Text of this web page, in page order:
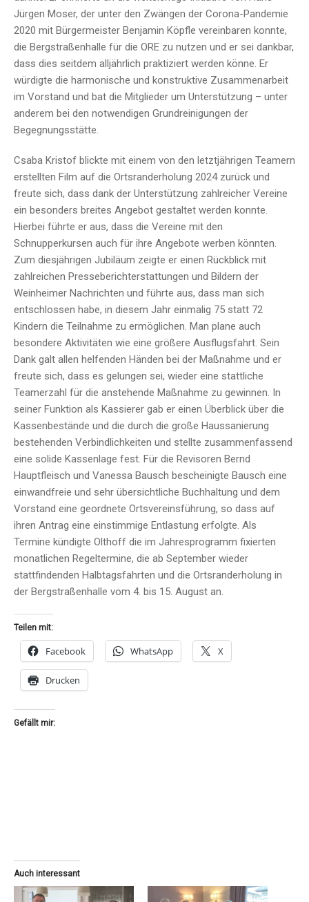
Jürgen Moser, der unter den Zwängen der Corona-Pandemie
2020 mit Bürgermeister Benjamin Köpfle vereinbaren konnte,
die Bergstraßenhalle für die ORE zu nutzen und er sei dankbar,
dass dies seitdem alljährlich praktiziert werden könne. Er
würdigte die harmonische und konstruktive Zusammenarbeit
im Vorstand und bat die Mitglieder um Unterstützung – unter
anderem bei den notwendigen Grundreinigungen der
Begegnungsstätte.
Csaba Kristof blickte mit einem von den letztjährigen Teamern
erstellten Film auf die Ortsranderholung 2024 zurück und
freute sich, dass dank der Unterstützung zahlreicher Vereine
ein besonders breites Angebot gestaltet werden konnte.
Hierbei führte er aus, dass die Vereine mit den
Schnupperkursen auch für ihre Angebote werben könnten.
Zum diesjährigen Jubiläum zeigte er einen Rückblick mit
zahlreichen Presseberichterstattungen und Bildern der
Weinheimer Nachrichten und führte aus, dass man sich
entschlossen habe, in diesem Jahr einmalig 75 statt 72
Kindern die Teilnahme zu ermöglichen. Man plane auch
besondere Aktivitäten wie eine größere Ausflugsfahrt. Sein
Dank galt allen helfenden Händen bei der Maßnahme und er
freute sich, dass es gelungen sei, wieder eine stattliche
Teamerzahl für die anstehende Maßnahme zu gewinnen. In
seiner Funktion als Kassierer gab er einen Überblick über die
Kassenbestände und die durch die große Haussanierung
bestehenden Verbindlichkeiten und stellte zusammenfassend
eine solide Kassenlage fest. Für die Revisoren Bernd
Hauptfleisch und Vanessa Bausch bescheinigte Bausch eine
einwandfreie und sehr übersichtliche Buchhaltung und dem
Vorstand eine geordnete Ortsvereinsführung, so dass auf
ihren Antrag eine einstimmige Entlastung erfolgte. Als
Termine kündigte Olthoff die im Jahresprogramm fixierten
monatlichen Regeltermine, die ab September wieder
stattfindenden Halbtagsfahrten und die Ortsranderholung in
der Bergstraßenhalle vom 4. bis 15. August an.
Teilen mit:
Facebook WhatsApp X
Drucken
Gefällt mir:
Auch interessant